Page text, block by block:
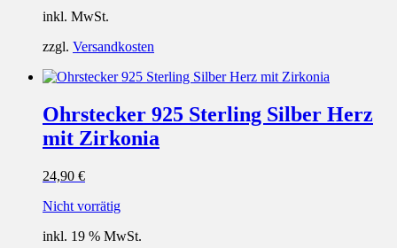
inkl. MwSt.
zzgl. Versandkosten
Ohrstecker 925 Sterling Silber Herz
mit Zirkonia
24,90 €
Nicht vorrätig
inkl. 19 % MwSt.